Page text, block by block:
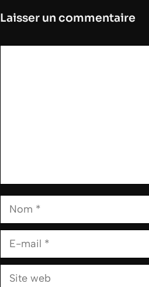
Laisser un commentaire
Nom
E-
Site